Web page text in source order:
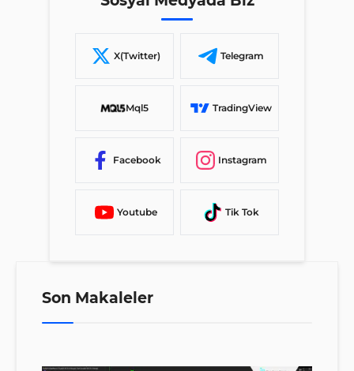
X(Twitter) Telegram
Mql5 TradingView
Facebook Instagram
Youtube Tik Tok
Son Makaleler